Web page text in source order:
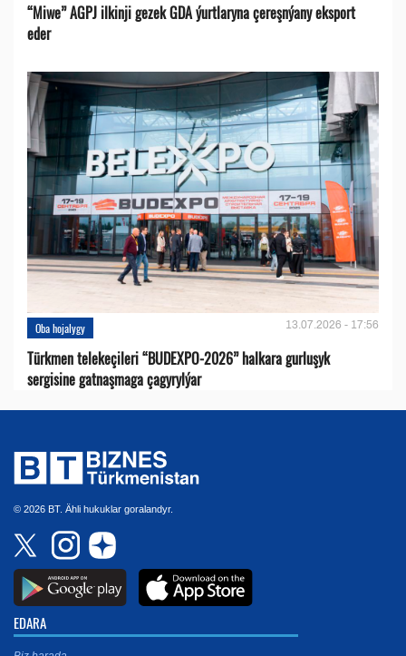
“Miwe” AGPJ ilkinji gezek GDA ýurtlaryna çereşnýany eksport
eder
Oba hojalygy 13.07.2026 - 17:56
Türkmen telekeçileri “BUDEXPO-2026” halkara gurluşyk
sergisine gatnaşmaga çagyrylýar
© 2026 BT. Ähli hukuklar goralandyr.
EDARA